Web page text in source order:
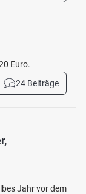
Euro.
24 Beiträge
Jahr vor dem